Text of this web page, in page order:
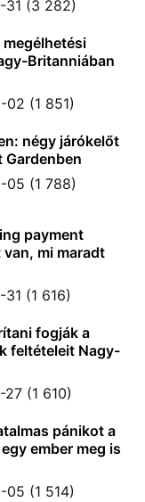
31 (3 282)
Britanniában
02 (1 851)
négy járókelőt
Gardenben
05 (1 788)
payment
mi maradt
31 (1 616)
fogják a
feltételeit Nagy-
27 (1 610)
pánikot a
ember meg is
05 (1 514)